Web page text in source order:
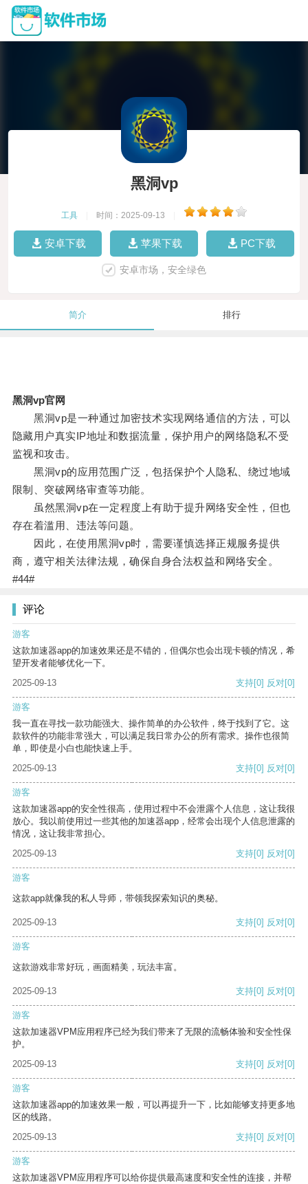
黑洞vp
工具 时间：2025-09-13
安卓下载 苹果下载 PC下载
安卓市场，安全绿色
简介 排行
黑洞vp官网
黑洞vp是一种通过加密技术实现网络通信的方法，可以
隐藏用户真实IP地址和数据流量，保护用户的网络隐私不受
监视和攻击。
黑洞vp的应用范围广泛，包括保护个人隐私、绕过地域
限制、突破网络审查等功能。
虽然黑洞vp在一定程度上有助于提升网络安全性，但也
存在着滥用、违法等问题。
因此，在使用黑洞vp时，需要谨慎选择正规服务提供
商，遵守相关法律法规，确保自身合法权益和网络安全。
#44#
评论
游客
这款加速器app的加速效果还是不错的，但偶尔也会出现卡顿的情况，希
望开发者能够优化一下。
2025-09-13
支持[0] 反对[0]
游客
我一直在寻找一款功能强大、操作简单的办公软件，终于找到了它。这
款软件的功能非常强大，可以满足我日常办公的所有需求。操作也很简
单，即使是小白也能快速上手。
2025-09-13
支持[0] 反对[0]
游客
这款加速器app的安全性很高，使用过程中不会泄露个人信息，这让我很
放心。我以前使用过一些其他的加速器app，经常会出现个人信息泄露的
情况，这让我非常担心。
2025-09-13
支持[0] 反对[0]
游客
这款app就像我的私人导师，带领我探索知识的奥秘。
2025-09-13 支持[0] 反对[0]
游客
这款游戏非常好玩，画面精美，玩法丰富。
2025-09-13 支持[0] 反对[0]
游客
这款加速器VPM应用程序已经为我们带来了无限的流畅体验和安全性保
护。
2025-09-13
支持[0] 反对[0]
游客
这款加速器app的加速效果一般，可以再提升一下，比如能够支持更多地
区的线路。
2025-09-13
支持[0] 反对[0]
游客
这款加速器VPM应用程序可以给你提供最高速度和安全性的连接，并帮